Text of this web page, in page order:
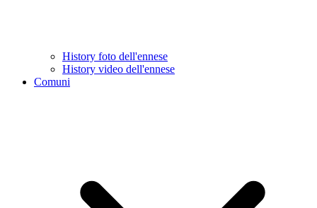
History foto dell'ennese
History video dell'ennese
Comuni